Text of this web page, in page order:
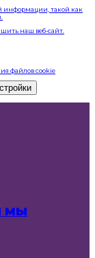
информации, такой как
наш веб-сайт.
файлов cookie
МЫ